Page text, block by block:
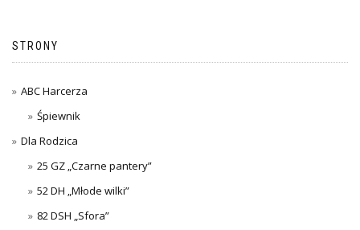
STRONY
ABC Harcerza
Śpiewnik
Dla Rodzica
25 GZ „Czarne pantery”
52 DH „Młode wilki”
82 DSH „Sfora”